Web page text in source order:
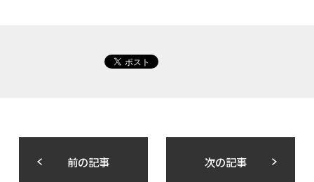
前の記事 次の記事